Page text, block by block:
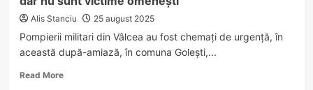
Alis Stanciu 25 august 2025
Pompierii militari din Vâlcea au fost chemați de urgență, în
această după-amiază, în comuna Golești,...
Read MoreRead